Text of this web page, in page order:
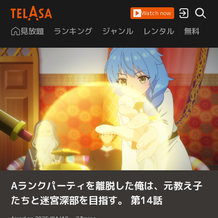
Watch now
見放題 ランキング ジャンル レンタル 無料
Aランクパーティを離脱した俺は、元教え子
たちと迷宮深部を目指す。 第14話